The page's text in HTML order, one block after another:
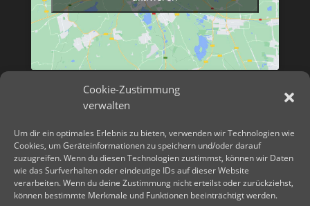
Cookie-Zustimmung
verwalten
Um dir ein optimales Erlebnis zu bieten, verwenden wir Technologien wie
Cookies, um Geräteinformationen zu speichern und/oder darauf
zuzugreifen. Wenn du diesen Technologien zustimmst, können wir Daten
wie das Surfverhalten oder eindeutige IDs auf dieser Website
verarbeiten. Wenn du deine Zustimmung nicht erteilst oder zurückziehst,
können bestimmte Merkmale und Funktionen beeinträchtigt werden.